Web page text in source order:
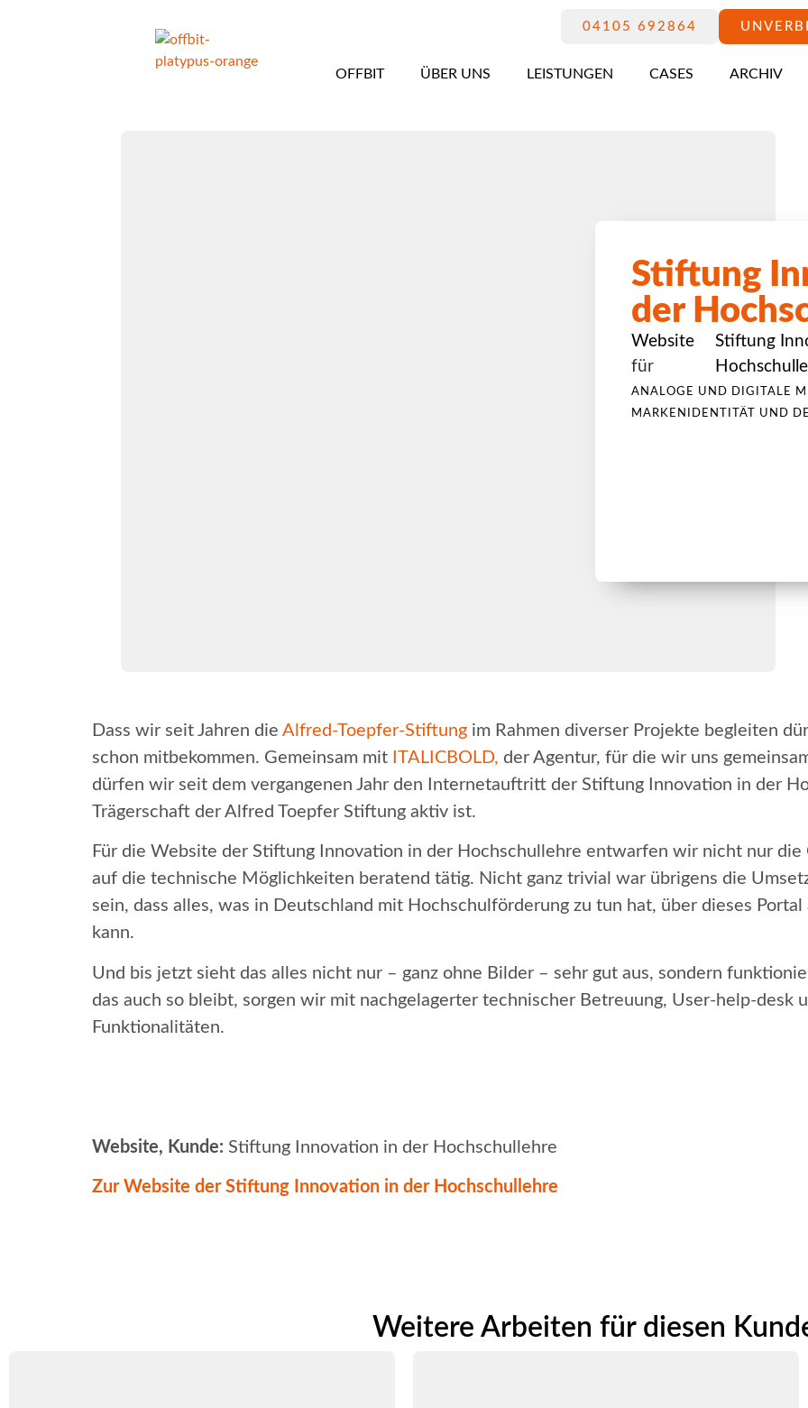
04105 692864
OFFBIT ÜBER UNS LEISTUNGEN CASES ARCHIV
Stiftung
der
Website
für
Stiftung
ANALOGE UND DIGITALE
MARKENIDENTITÄT UND
Dass wir seit Jahren die Alfred-Toepfer-Stiftung im Rahmen diverser Projekte begleiten
schon mitbekommen. Gemeinsam mit ITALICBOLD, der Agentur, für die wir uns
dürfen wir seit dem vergangenen Jahr den Internetauftritt der Stiftung Innovation in der
Trägerschaft der Alfred Toepfer Stiftung aktiv ist.
Für die Website der Stiftung Innovation in der Hochschullehre entwarfen wir nicht nur
auf die technische Möglichkeiten beratend tätig. Nicht ganz trivial war übrigens die
sein, dass alles, was in Deutschland mit Hochschulförderung zu tun hat, über dieses
kann.
Und bis jetzt sieht das alles nicht nur – ganz ohne Bilder – sehr gut aus, sondern
das auch so bleibt, sorgen wir mit nachgelagerter technischer Betreuung, User-help-desk
Funktionalitäten.
Website, Kunde: Stiftung Innovation in der Hochschullehre
Zur Website der Stiftung Innovation in der Hochschullehre
Weitere Arbeiten für diesen